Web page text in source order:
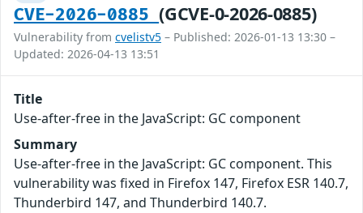
CVE-2026-0885(GCVE-0-2026-0885)
Vulnerability from cvelistv5 – Published: 2026-01-13 13:30 –
Updated: 2026-04-13 13:51
Title
Use-after-free in the JavaScript: GC component
Summary
Use-after-free in the JavaScript: GC component. This
vulnerability was fixed in Firefox 147, Firefox ESR 140.7,
Thunderbird 147, and Thunderbird 140.7.